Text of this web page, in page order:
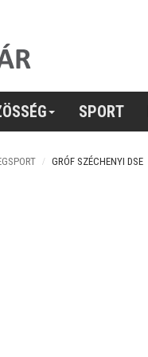
SPORT
GRÓF SZÉCHENYI DSE